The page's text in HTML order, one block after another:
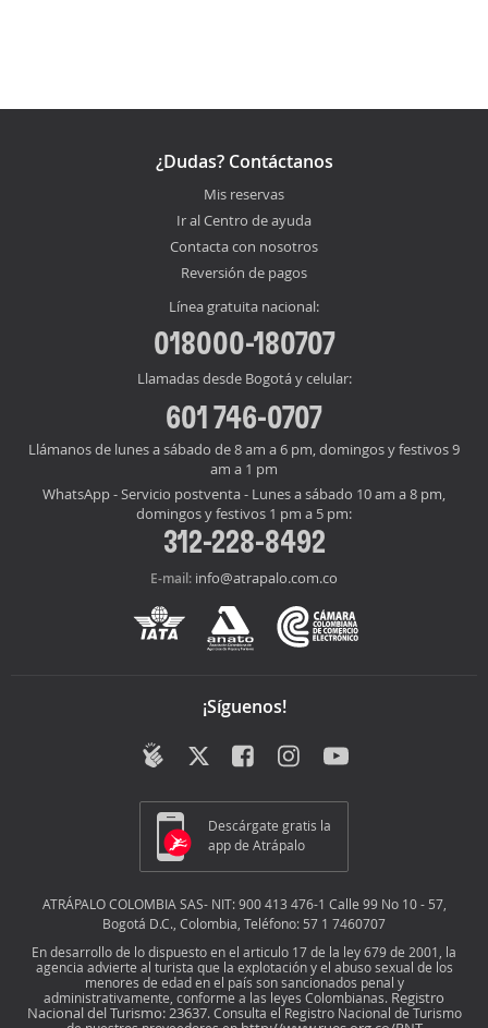
¿Dudas? Contáctanos
Mis reservas
Ir al Centro de ayuda
Contacta con nosotros
Reversión de pagos
Línea gratuita nacional:
018000-180707
Llamadas desde Bogotá y celular:
601 746-0707
Llámanos de lunes a sábado de 8 am a 6 pm, domingos y festivos 9
am a 1 pm
WhatsApp - Servicio postventa - Lunes a sábado 10 am a 8 pm,
domingos y festivos 1 pm a 5 pm:
312-228-8492
E-mail: info@atrapalo.com.co
¡Síguenos!
Descárgate gratis la
app de Atrápalo
ATRÁPALO COLOMBIA SAS- NIT: 900 413 476-1 Calle 99 No 10 - 57,
Bogotá D.C., Colombia, Teléfono: 57 1 7460707
En desarrollo de lo dispuesto en el articulo 17 de la ley 679 de 2001, la
agencia advierte al turista que la explotación y el abuso sexual de los
menores de edad en el país son sancionados penal y
administrativamente, conforme a las leyes Colombianas. Registro
Nacional del Turismo: 23637. Consulta el Registro Nacional de Turismo